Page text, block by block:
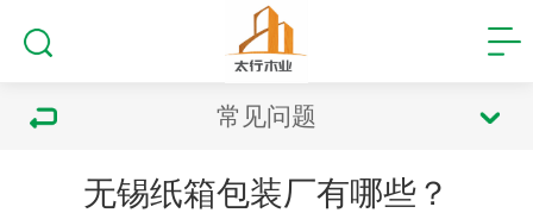
常见问题
无锡纸箱包装厂有哪些？